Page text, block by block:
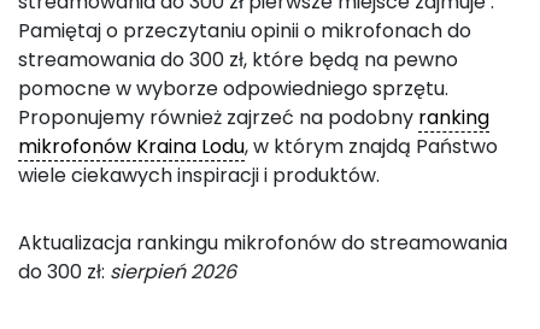
Pamiętaj o przeczytaniu opinii o mikrofonach do
streamowania do 300 zł, które będą na pewno
pomocne w wyborze odpowiedniego sprzętu.
Proponujemy również zajrzeć na podobny ranking
mikrofonów Kraina Lodu, w którym znajdą Państwo
wiele ciekawych inspiracji i produktów.
Aktualizacja rankingu mikrofonów do streamowania
do 300 zł: sierpień 2026